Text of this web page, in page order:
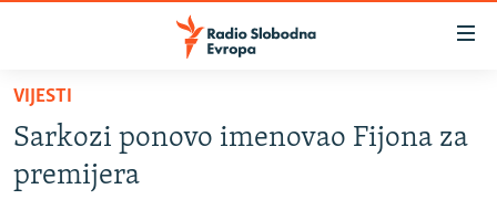
Pređite
glavni
sadržaj
Pređite
VIJESTI
BOSNA I HERCEGOVINA
SRBIJA
VIJESTI
Sarkozi ponovo imenovao Fijona za
premijera